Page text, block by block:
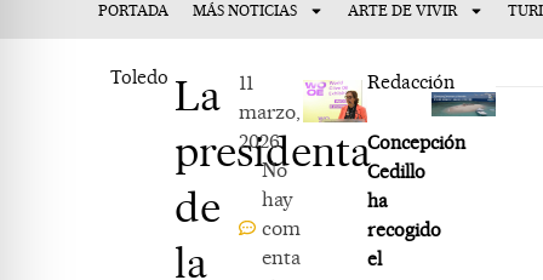
PORTADA MÁS NOTICIAS ARTE DE VIVIR
Toledo La
presidenta
de
la
11
marzo,
2026
No
hay
com
enta
Redacción
Concepción
Cedillo
ha
recogido
el